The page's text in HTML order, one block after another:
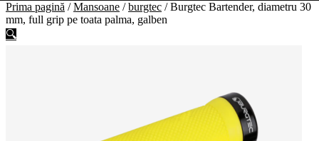
Prima pagină /Mansoane /burgtec /Burgtec Bartender, diametru 30
mm, full grip pe toata palma, galben
🔍